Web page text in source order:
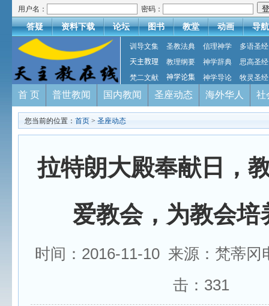
用户名： 密码：
答疑 资料下载 论坛 图书 教堂 动画 导航
训导文集 圣教法典 信理神学
多语圣经
天主教理
教理纲要 神学辞典
思高圣经
梵二文献
神学论集 神学导论 牧灵圣经
首 页 普世教闻 国内教闻 圣座动态 海外华人 社
您当前的位置： 首页 > 圣座动态
拉特朗大殿奉献日，
爱教会，为教会培
时间：2016-11-10 来源：梵蒂
击： 331